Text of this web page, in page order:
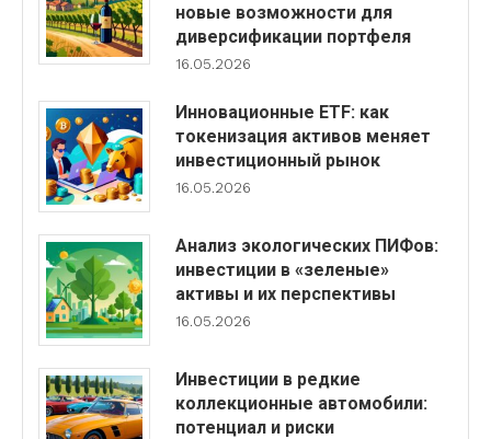
новые возможности для
диверсификации портфеля
16.05.2026
Инновационные ETF: как
токенизация активов меняет
инвестиционный рынок
16.05.2026
Анализ экологических ПИФов:
инвестиции в «зеленые»
активы и их перспективы
16.05.2026
Инвестиции в редкие
коллекционные автомобили:
потенциал и риски